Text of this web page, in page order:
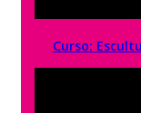
Curso: